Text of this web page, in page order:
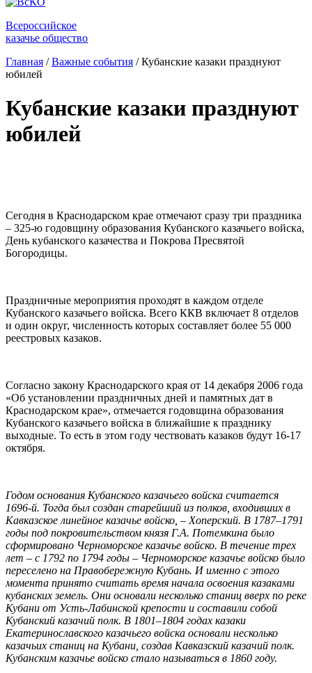
Всероссийское
казачье общество
Главная / Важные события / Кубанские казаки празднуют
юбилей
Кубанские казаки празднуют
юбилей
Сегодня в Краснодарском крае отмечают сразу три праздника
– 325-ю годовщину образования Кубанского казачьего войска,
День кубанского казачества и Покрова Пресвятой
Богородицы.
Праздничные мероприятия проходят в каждом отделе
Кубанского казачьего войска. Всего ККВ включает 8 отделов
и один округ, численность которых составляет более 55 000
реестровых казаков.
Согласно закону Краснодарского края от 14 декабря 2006 года
«Об установлении праздничных дней и памятных дат в
Краснодарском крае», отмечается годовщина образования
Кубанского казачьего войска в ближайшие к празднику
выходные. То есть в этом году чествовать казаков будут 16-17
октября.
Годом основания Кубанского казачьего войска считается
1696-й. Тогда был создан старейший из полков, входивших в
Кавказское линейное казачье войско, – Хоперский. В 1787–1791
годы под покровительством князя Г.А. Потемкина было
сформировано Черноморское казачье войско. В течение трех
лет – с 1792 по 1794 годы – Черноморское казачье войско было
переселено на Правобережную Кубань. И именно с этого
момента принято считать время начала освоения казаками
кубанских земель. Они основали несколько станиц вверх по реке
Кубани от Усть-Лабинской крепости и составили собой
Кубанский казачий полк. В 1801–1804 годах казаки
Екатеринославского казачьего войска основали несколько
казачьих станиц на Кубани, создав Кавказский казачий полк.
Кубанским казачье войско стало называться в 1860 году.